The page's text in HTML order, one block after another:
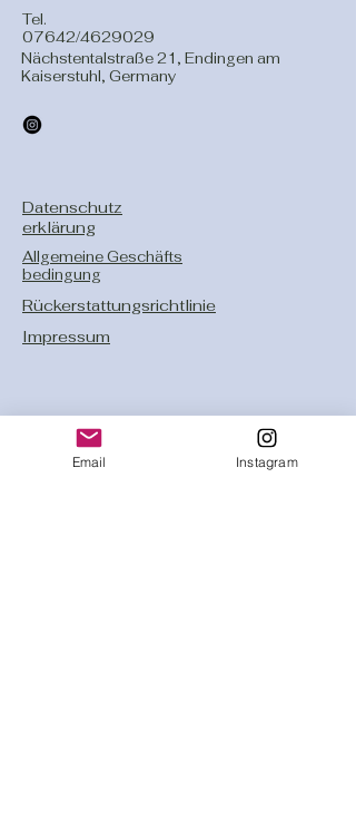
Tel.
07642/4629029
Nächstentalstraße 21, Endingen am
Kaiserstuhl, Germany
Datenschutz
erklärung
Allgemeine Geschäfts
bedingung
Rückerstattungsrichtlinie
Impressum
Email Instagram